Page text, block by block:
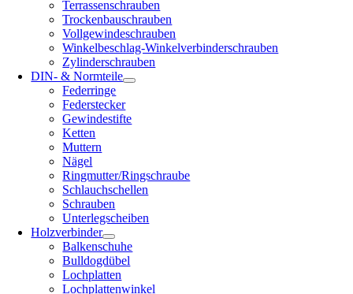
Terrassenschrauben
Trockenbauschrauben
Vollgewindeschrauben
Winkelbeschlag-Winkelverbinderschrauben
Zylinderschrauben
DIN- & Normteile
Federringe
Federstecker
Gewindestifte
Ketten
Muttern
Nägel
Ringmutter/Ringschraube
Schlauchschellen
Schrauben
Unterlegscheiben
Holzverbinder
Balkenschuhe
Bulldogdübel
Lochplatten
Lochplattenwinkel